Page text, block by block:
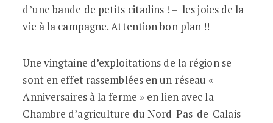
d’une bande de petits citadins ! – les joies de la
vie à la campagne. Attention bon plan !!
Une vingtaine d’exploitations de la région se
sont en effet rassemblées en un réseau «
Anniversaires à la ferme » en lien avec la
Chambre d’agriculture du Nord-Pas-de-Calais